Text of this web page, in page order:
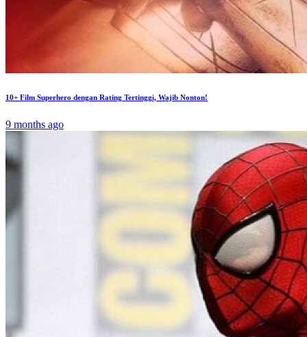
10+ Film Superhero dengan Rating Tertinggi, Wajib Nonton!
9 months ago